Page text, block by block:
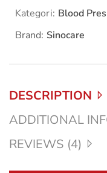
Kategori: Blood
Brand: Sinocare
DESCRIPTION
ADDITIONAL
REVIEWS (4)